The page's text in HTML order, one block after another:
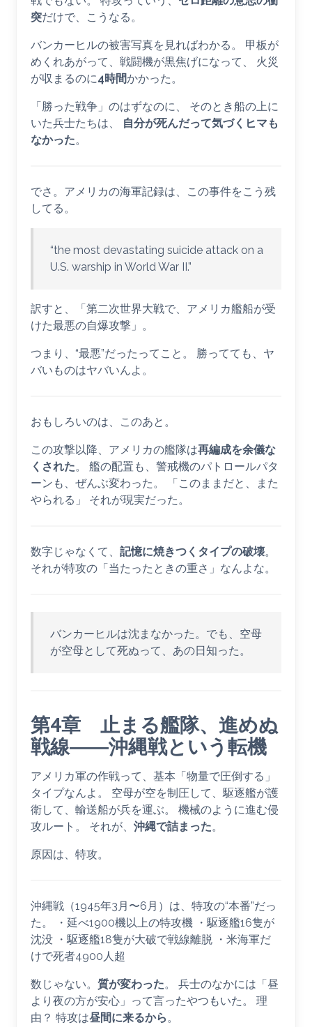
突だけで、こうなる。
バンカーヒルの被害写真を見ればわかる。 甲板が
めくれあがって、戦闘機が黒焦げになって、 火災
が収まるのに4時間かかった。
「勝った戦争」のはずなのに、 そのとき船の上に
いた兵士たちは、
自分が死んだって気づくヒマも
なかった。
でさ。アメリカの海軍記録は、この事件をこう残
してる。
“the most devastating suicide attack on a
U.S. warship in World War II.”
訳すと、「第二次世界大戦で、アメリカ艦船が受
けた最悪の自爆攻撃」。
つまり、“最悪”だったってこと。 勝ってても、ヤ
バいものはヤバいんよ。
おもしろいのは、このあと。
この攻撃以降、アメリカの艦隊は再編成を余儀な
くされた。 艦の配置も、警戒機のパトロールパタ
ーンも、ぜんぶ変わった。 「このままだと、また
やられる」 それが現実だった。
数字じゃなくて、 記憶に焼きつくタイプの破壊。
それが特攻の「当たったときの重さ」なんよな。
バンカーヒルは沈まなかった。でも、空母
が空母として死ぬって、あの日知った。
第4章 止まる艦隊、進めぬ
戦線――沖縄戦という転機
アメリカ軍の作戦って、基本「物量で圧倒する」
タイプなんよ。 空母が空を制圧して、駆逐艦が護
衛して、輸送船が兵を運ぶ。 機械のように進む侵
攻ルート。 それが、 沖縄で詰まった。
原因は、特攻。
沖縄戦（1945年3月〜6月）は、特攻の“本番”だっ
た。 ・延べ1900機以上の特攻機 ・駆逐艦16隻が
沈没 ・駆逐艦18隻が大破で戦線離脱 ・米海軍だ
けで死者4900人超
数じゃない。 質が変わった。 兵士のなかには「昼
より夜の方が安心」って言ったやつもいた。 理
由？ 特攻は昼間に来るから。